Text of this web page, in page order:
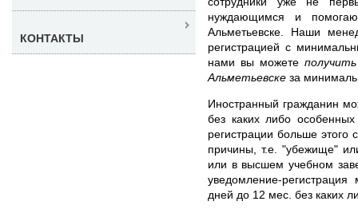
нуждающимся и
Альметьевске. Наши
регистрацией с
нами вы можете
Альметьевске за
Иностранный гражданин
без каких либо
регистрации больше этого
причины, т.е. "убежище"
или в высшем учебном
уведомление-
дней до 12 мес. без каких
КОНТАКТЫ